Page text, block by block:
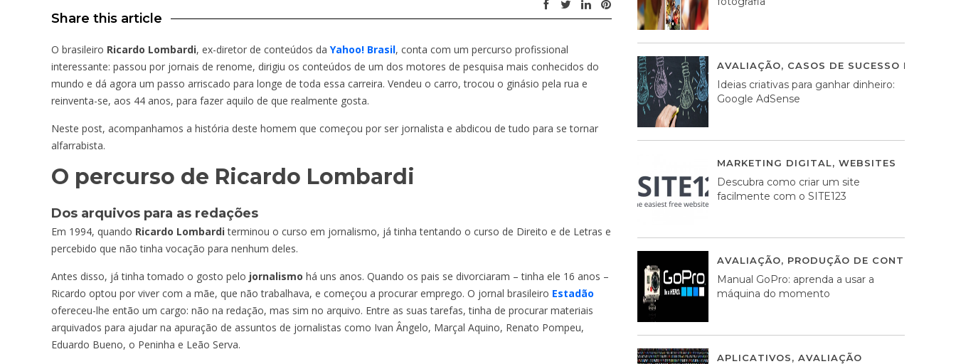
Share this article
O brasileiro Ricardo Lombardi, ex-diretor de conteúdos da Yahoo! Brasil, conta com um percurso profissional
interessante: passou por jornais de renome, dirigiu os conteúdos de um dos motores de pesquisa mais conhecidos do
mundo e dá agora um passo arriscado para longe de toda essa carreira. Vendeu o carro, trocou o ginásio pela rua e
reinventa-se, aos 44 anos, para fazer aquilo de que realmente gosta.
Neste post, acompanhamos a história deste homem que começou por ser jornalista e abdicou de tudo para se tornar
alfarrabista.
O percurso de Ricardo Lombardi
Dos arquivos para as redações
Em 1994, quando Ricardo Lombarditerminou o curso em jornalismo, já tinha tentando o curso de Direito e de Letras e
percebido que não tinha vocação para nenhum deles.
Antes disso, já tinha tomado o gosto pelo jornalismo há uns anos. Quando os pais se divorciaram – tinha ele 16 anos –
Ricardo optou por viver com a mãe, que não trabalhava, e começou a procurar emprego. O jornal brasileiro Estadão
ofereceu-lhe então um cargo: não na redação, mas sim no arquivo. Entre as suas tarefas, tinha de procurar materiais
arquivados para ajudar na apuração de assuntos de jornalistas como Ivan Ângelo, Marçal Aquino, Renato Pompeu,
Eduardo Bueno, o Peninha e Leão Serva.
AVALIAÇÃO, CASOS DE SUCESSO DE
Ideias criativas para ganhar dinheiro:
Google AdSense
MARKETING DIGITAL, WEBSITES
Descubra como criar um site
facilmente com o SITE123
AVALIAÇÃO, PRODUÇÃO DE CONTEÚDOS
Manual GoPro: aprenda a usar a
máquina do momento
APLICATIVOS, AVALIAÇÃO